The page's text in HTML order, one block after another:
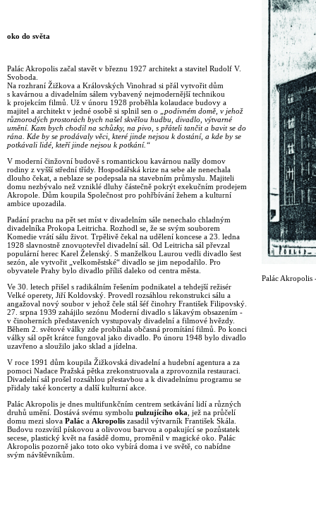
oko do světa
Palác Akropolis začal stavět v březnu 1927 architekt a stavitel Rudolf V.
Svoboda.
Na rozhraní Žižkova a Královských Vinohrad si přál vytvořit dům
s kavárnou a divadelním sálem vybavený nejmodernější technikou
k projekcím filmů. Už v únoru 1928 proběhla kolaudace budovy a
majitel a architekt v jedné osobě si splnil sen o
„podivném domě, v jehož
různorodých prostorách bych našel skvělou hudbu, divadlo, výtvarné
umění. Kam bych chodil na schůzky, na pivo, s přáteli tančit a bavit se do
rána. Kde by se prodávaly věci, které jinde nejsou k dostání, a kde by se
potkávali lidé, kteří jinde nejsou k potkání.“
V moderní činžovní budově s romantickou kavárnou našly domov
rodiny z vyšší střední třídy. Hospodářská krize na sebe ale nenechala
dlouho čekat, a neblaze se podepsala na stavebním průmyslu. Majiteli
domu nezbývalo než vzniklé dluhy částečně pokrýt exekučním prodejem
Akropole. Dům koupila Společnost pro pohřbívání žehem a kulturní
ambice upozadila.
Padání prachu na pět set míst v divadelním sále nenechalo chladným
divadelníka Prokopa Leitricha. Rozhodl se, že se svým souborem
Komedie vrátí sálu život. Trpělivě čekal na udělení koncese a 23. ledna
1928 slavnostně znovuotevřel divadelní sál. Od Leitricha sál převzal
populární herec Karel Želenský. S manželkou Laurou vedli divadlo šest
sezón, ale vytvořit „velkoměstské“ divadlo se jim nepodařilo. Pro
obyvatele Prahy bylo divadlo příliš daleko od centra města.
Ve 30. letech přišel s radikálním řešením podnikatel a tehdejší režisér
Velké operety, Jiří Koldovský. Provedl rozsáhlou rekonstrukci sálu a
angažoval nový soubor v jehož čele stál šéf činohry František Filipovský.
27. srpna 1939 zahájilo sezónu Moderní divadlo s lákavým obsazením -
v činoherních představeních vystupovaly divadelní a filmové hvězdy.
Během 2. světové války zde probíhala občasná promítání filmů. Po konci
války sál opět krátce fungoval jako divadlo. Po únoru 1948 bylo divadlo
uzavřeno a sloužilo jako sklad a jídelna.
V roce 1991 dům koupila Žižkovská divadelní a hudební agentura a za
pomoci Nadace Pražská pětka zrekonstruovala a zprovoznila restauraci.
Divadelní sál prošel rozsáhlou přestavbou a k divadelnímu programu se
přidaly také koncerty a další kulturní akce.
Palác Akropolis je dnes multifunkčním centrem setkávání lidí a různých
druhů umění. Dostává svému symbolu pulzujícího oka , jež na průčelí
domu mezi slova Palác a Akropolis zasadil výtvarník František Skála.
Budovu rozsvítil pískovou a olivovou barvou a opakující se pozůstatek
secese, plastický květ na fasádě domu, proměnil v magické oko. Palác
Akropolis pozorně jako toto oko vybírá doma i ve světě, co nabídne
svým návštěvníkům.
Palác Akropolis